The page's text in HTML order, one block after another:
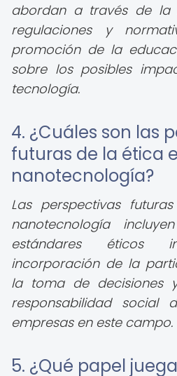
abordan a través de la
regulaciones y
promoción de la
sobre los posibles
tecnología.
4. ¿Cuáles son las
futuras de la ética
nanotecnología?
Las perspectivas
nanotecnología
estándares éticos
incorporación de la
la toma de decisiones
responsabilidad social
empresas en este campo.
5. ¿Qué papel